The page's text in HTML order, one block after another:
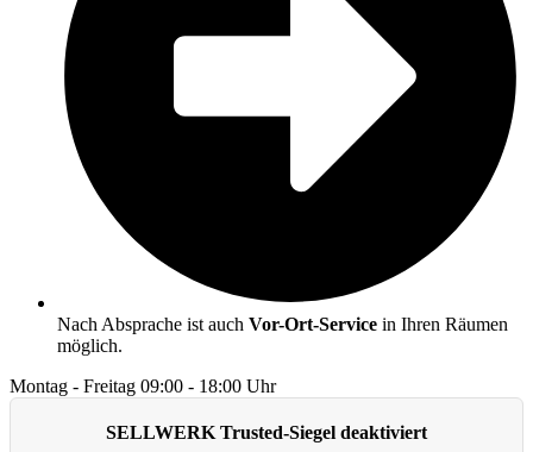
Nach Absprache ist auch Vor-Ort-Ser­vice in Ihren Räumen
möglich.
Montag - Freitag 09:00 - 18:00 Uhr
SELLWERK Trusted-Siegel deaktiviert